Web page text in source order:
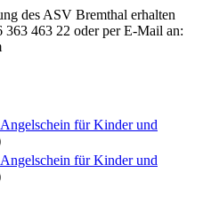
des ASV Bremthal erhalten
463 22 oder per E-Mail an:
für Kinder und
für Kinder und